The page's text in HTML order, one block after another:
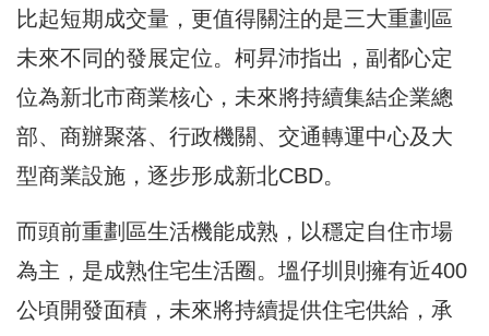
比起短期成交量，更值得關注的是三大重劃區
未來不同的發展定位。柯昇沛指出，副都心定
位為新北市商業核心，未來將持續集結企業總
部、商辦聚落、行政機關、交通轉運中心及大
型商業設施，逐步形成新北CBD。
而頭前重劃區生活機能成熟，以穩定自住市場
為主，是成熟住宅生活圈。塭仔圳則擁有近400
公頃開發面積，未來將持續提供住宅供給，承